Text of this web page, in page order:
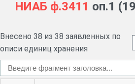
НИАБ ф.3411 оп.1
Внесено 38 из 38 заявленных по
описи единиц хранения